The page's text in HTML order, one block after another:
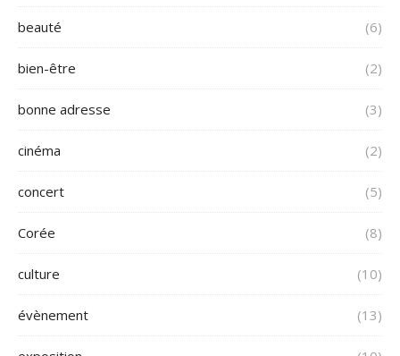
beauté (6)
bien-être (2)
bonne adresse (3)
cinéma (2)
concert (5)
Corée (8)
culture (10)
évènement (13)